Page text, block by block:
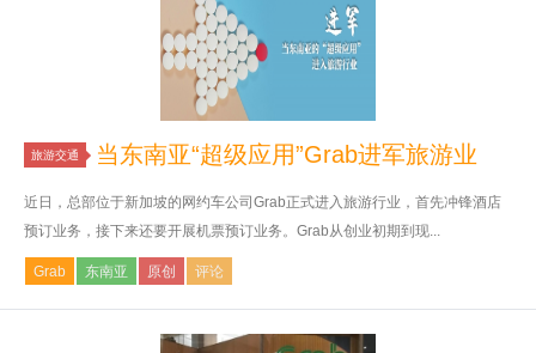
旅游交通 当东南亚“超级应用”Grab进军旅游业
近日，总部位于新加坡的网约车公司Grab正式进入旅游行业，首先冲锋酒店
预订业务，接下来还要开展机票预订业务。Grab从创业初期到现...
Grab 东南亚 原创 评论